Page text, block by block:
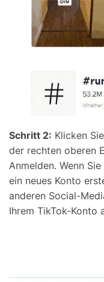
Schritt 2: Klicken
der rechten oberen
Anmelden. Wenn
ein neues Konto
anderen Social-
Ihrem TikTok-Konto